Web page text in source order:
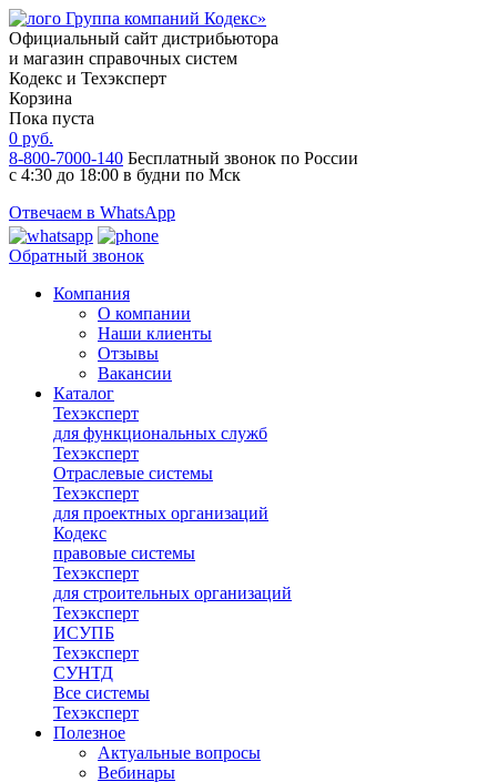
Официальный сайт дистрибьютора
и магазин справочных систем
Кодекс и Техэксперт
Корзина
Пока пуста
0 руб.
8-800-7000-140 Бесплатный звонок по России
с 4:30 до 18:00 в будни по Мск
Отвечаем в WhatsApp
Обратный звонок
Компания
О компании
Наши клиенты
Отзывы
Вакансии
Каталог
Техэксперт
для функциональных служб
Техэксперт
Отраслевые системы
Техэксперт
для проектных организаций
Кодекс
правовые системы
Техэксперт
для строительных организаций
Техэксперт
ИСУПБ
Техэксперт
СУНТД
Все системы
Техэксперт
Полезное
Актуальные вопросы
Вебинары